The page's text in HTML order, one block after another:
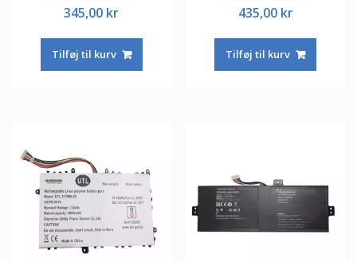
345,00 kr
Tilføj til kurv
435,00 kr
Tilføj til kurv